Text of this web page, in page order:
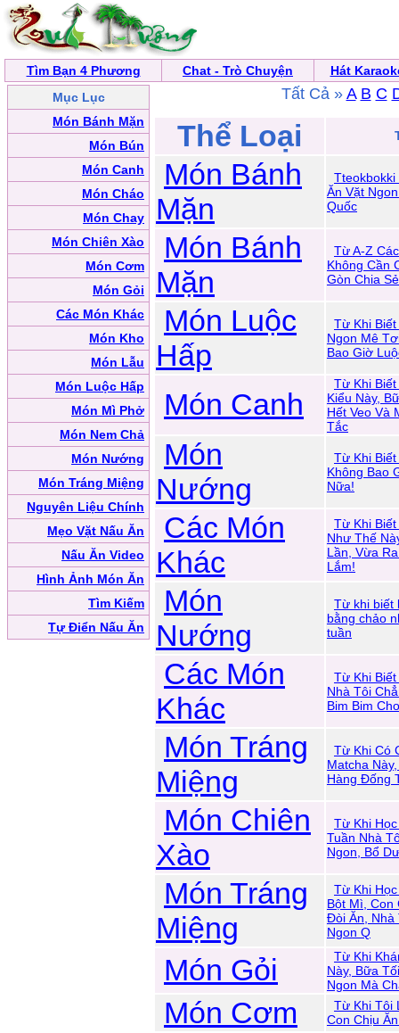
Tìm Bạn 4 Phương Chat - Trò Chuyện
Hát
Mục Lục
Món Bánh Mặn
Món Bún
Món Canh
Món Cháo
Món Chay
Món Chiên Xào
Món Cơm
Món Gỏi
Các Món Khác
Món Kho
Món Lẫu
Món Luộc Hấp
Món Mì Phở
Món Nem Chả
Món Nướng
Món Tráng Miệng
Nguyên Liệu Chính
Mẹo Vặt Nấu Ăn
Nấu Ăn Video
Hình Ảnh Món Ăn
Tìm Kiếm
Tự Điển Nấu Ăn
Tất Cả » A B C
Thể Loại
Món Bánh
Mặn
Ăn Vặt
Quốc
Món Bánh
Mặn
Từ A-Z
Không Cần
Gòn Chia
Món Luộc
Hấp
Từ Khi
Ngon Mê
Bao Giờ
Món Canh
Từ Khi
Kiểu Này,
Hết Veo Và
Tắc
Món
Nướng
Từ Khi
Không Bao
Nữa!
Các Món
Khác
Từ Khi
Như Thế
Lần, Vừa
Lắm!
Món
Nướng
Từ khi biết
bằng chảo
tuần
Các Món
Khác
Từ Khi
Nhà Tôi
Bim Bim
Món Tráng
Miệng
Từ Khi Có
Matcha
Hàng Đống
Món Chiên
Xào
Từ Khi
Tuần Nhà
Ngon, Bổ
Món Tráng
Miệng
Từ Khi
Bột Mì, Con
Đòi Ăn, Nhà
Ngon Q
Món Gỏi
Từ Khi
Này, Bữa
Ngon Mà
Món Cơm
Từ Khi Tôi
Con Chịu